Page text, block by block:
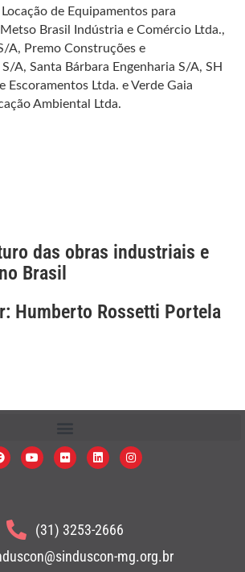
de Equipamentos para
Brasil Indústria e Comércio Ltda.,
A, Premo Construções e
A, Santa Bárbara Engenharia S/A, SH
Escoramentos Ltda. e Verde Gaia
Ambiental Ltda.
das obras industriais e
Brasil
Humberto Rossetti Portela
(31) 3253-2666
mg.org.br